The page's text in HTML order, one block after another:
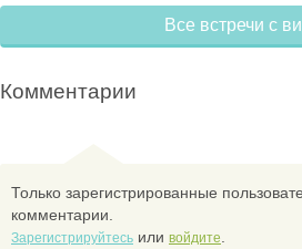
Все встречи с
Комментарии
Только зарегистрированные
комментарии.
Зарегистрируйтесь или войдите